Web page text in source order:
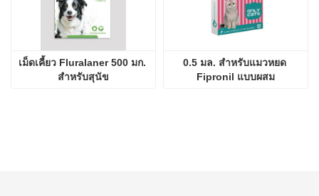
เม็ดเคี้ยว Fluralaner 500 มก.
สำหรับสุนัข
0.5 มล. สำหรับแมวหยด
Fipronil แบบผสม